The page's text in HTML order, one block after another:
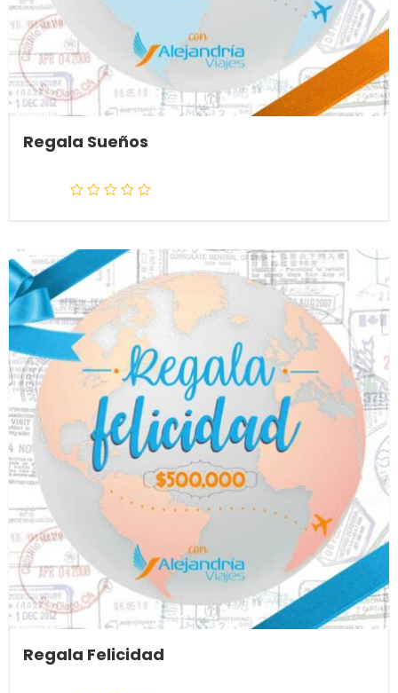
Regala Sueños
Regala Felicidad